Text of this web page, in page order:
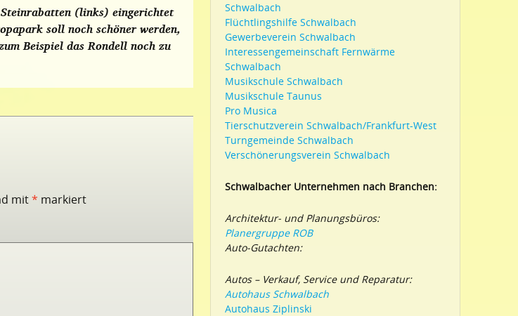
(links) eingerichtet
soll noch schöner werden,
Beispiel das Rondell noch zu
mit* markiert
Schwalbach
Flüchtlingshilfe Schwalbach
Gewerbeverein Schwalbach
Interessengemeinschaft Fernwärme
Schwalbach
Musikschule Schwalbach
Musikschule Taunus
Pro Musica
Tierschutzverein Schwalbach/Frankfurt-West
Turngemeinde Schwalbach
Verschönerungsverein Schwalbach
Schwalbacher Unternehmen nach Branchen:
Architektur- und Planungsbüros:
Planergruppe ROB
Auto-Gutachten:
Autos – Verkauf, Service und Reparatur:
Autohaus Schwalbach
Autohaus Ziplinski